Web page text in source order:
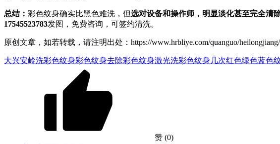
总结： 彩色纹身确实比黑色难洗，但选对设备和操作师，明显淡化甚至完全清
17545523783发图，免费咨询，可签约清洗。
原创文章，如若转载，请注明出处：https://www.hrbliye.com/quanguo/
大兴安岭洗彩色纹身彩色纹身去除彩色纹身激光洗彩色纹身几次红色绿色蓝色
赞 (0)